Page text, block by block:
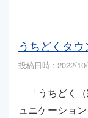
うちどくタ
投稿日時 : 2022/
「うちどく（
ュニケーショ